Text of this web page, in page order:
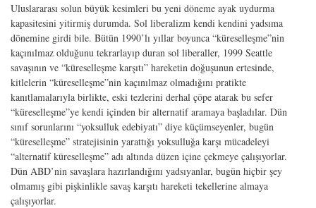
Uluslararası solun büyük kesimleri bu yeni döneme ayak uydurma
kapasitesini yitirmiş durumda. Sol liberalizm kendi kendini yadsıma
dönemine girdi bile. Bütün 1990’lı yıllar boyunca “küreselleşme”nin
kaçınılmaz olduğunu tekrarlayıp duran sol liberaller, 1999 Seattle
savaşının ve “küreselleşme karşıtı” hareketin doğuşunun ertesinde,
kitlelerin “küreselleşme”nin kaçınılmaz olmadığını pratikte
kanıtlamalarıyla birlikte, eski tezlerini derhal çöpe atarak bu sefer
“küreselleşme”ye kendi içinden bir alternatif aramaya başladılar. Dün
sınıf sorunlarını “yoksulluk edebiyatı” diye küçümseyenler, bugün
“küreselleşme” stratejisinin yarattığı yoksulluğa karşı mücadeleyi
“alternatif küreselleşme” adı altında düzen içine çekmeye çalışıyorlar.
Dün ABD’nin savaşlara hazırlandığını yadsıyanlar, bugün hiçbir şey
olmamış gibi pişkinlikle savaş karşıtı hareketi tekellerine almaya
çalışıyorlar.